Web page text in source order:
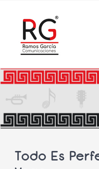
contenido
Todo Es